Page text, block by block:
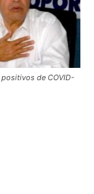
de COVID-